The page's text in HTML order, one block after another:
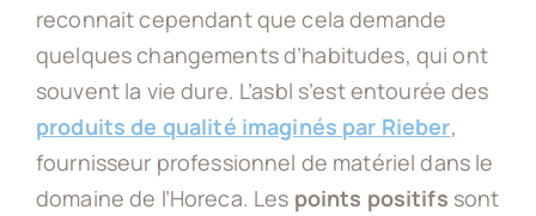
reconnait cependant que cela demande
quelques changements d’habitudes, qui ont
souvent la vie dure. L’asbl s’est entourée des
produits de qualité imaginés par Rieber,
fournisseur professionnel de matériel dans le
domaine de l’Horeca. Les points positifs sont